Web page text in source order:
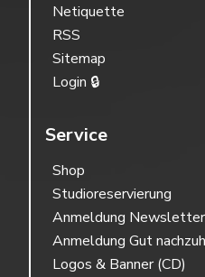
Netiquette
RSS
Sitemap
Login 🔒
Service
Shop
Studioreservierung
Anmeldung Newsletter
Anmeldung Gut
Logos & Banner (CD)